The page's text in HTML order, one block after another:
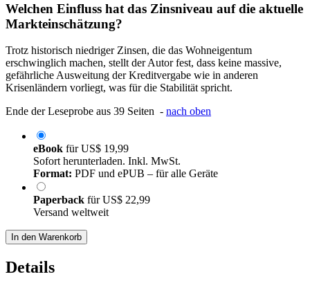
Welchen Einfluss hat das Zinsniveau auf die aktuelle
Markteinschätzung?
Trotz historisch niedriger Zinsen, die das Wohneigentum
erschwinglich machen, stellt der Autor fest, dass keine massive,
gefährliche Ausweitung der Kreditvergabe wie in anderen
Krisenländern vorliegt, was für die Stabilität spricht.
Ende der Leseprobe aus 39 Seiten - nach oben
eBook fürUS$ 19,99
Sofort herunterladen. Inkl. MwSt.
Format: PDF und ePUB – für alle Geräte
Paperback fürUS$ 22,99
Versand weltweit
In den Warenkorb
Details